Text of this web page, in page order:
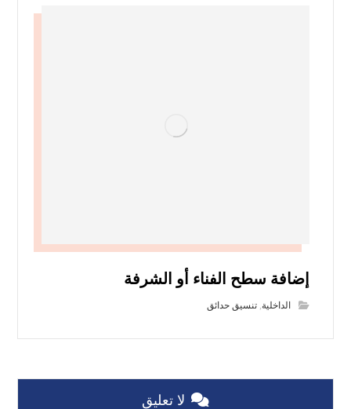
إضافة سطح الفناء أو الشرفة
الداخلية ,تنسيق حدائق
لا تعليق